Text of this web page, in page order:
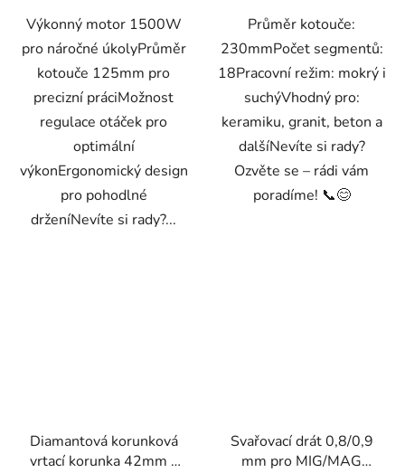
Výkonný motor 1500W
pro náročné úkolyPrůměr
kotouče 125mm pro
precizní práciMožnost
regulace otáček pro
optimální
výkonErgonomický design
pro pohodlné
drženíNevíte si rady?...
Průměr kotouče:
230mmPočet segmentů:
18Pracovní režim: mokrý i
suchýVhodný pro:
keramiku, granit, beton a
dalšíNevíte si rady?
Ozvěte se – rádi vám
poradíme! 📞😊
Diamantová korunková
vrtací korunka 42mm x
Svařovací drát 0,8/0,9
mm pro MIG/MAG